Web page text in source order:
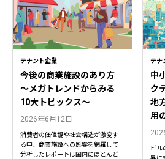
閉じる
テナント企業
今後の商業施設のあり方
〜メガトレンドからみる
10大トピックス〜
2026年6月12日
消費者の価値観や社会構造が激変す
る中、商業施設への影響を網羅して
分析したレポートは国内にほとんど
テナ
中
ク
地
用
ビル